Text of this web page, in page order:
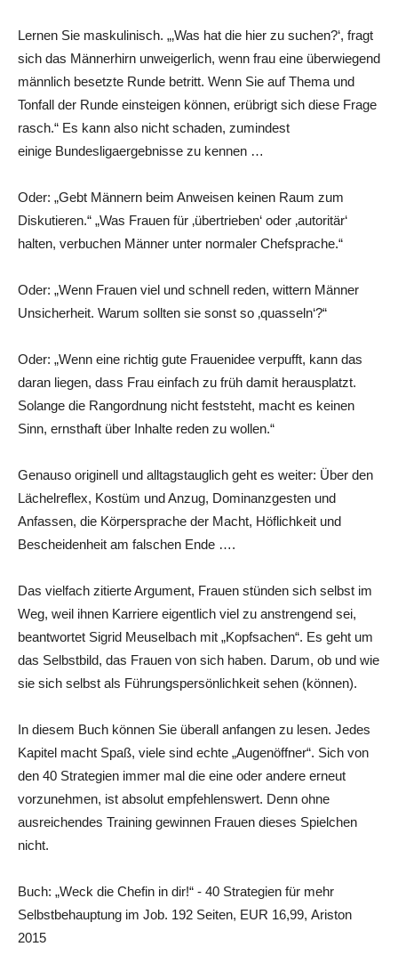
Lernen Sie maskulinisch. „‚Was hat die hier zu suchen?‘, fragt
sich das Männerhirn unweigerlich, wenn frau eine überwiegend
männlich besetzte Runde betritt. Wenn Sie auf Thema und
Tonfall der Runde einsteigen können, erübrigt sich diese Frage
rasch.“ Es kann also nicht schaden, zumindest
einige Bundesligaergebnisse zu kennen …
Oder: „Gebt Männern beim Anweisen keinen Raum zum
Diskutieren.“ „Was Frauen für ‚übertrieben‘ oder ‚autoritär‘
halten, verbuchen Männer unter normaler Chefsprache.“
Oder: „Wenn Frauen viel und schnell reden, wittern Männer
Unsicherheit. Warum sollten sie sonst so ‚quasseln‘?“
Oder: „Wenn eine richtig gute Frauenidee verpufft, kann das
daran liegen, dass Frau einfach zu früh damit herausplatzt.
Solange die Rangordnung nicht feststeht, macht es keinen
Sinn, ernsthaft über Inhalte reden zu wollen.“
Genauso originell und alltagstauglich geht es weiter: Über den
Lächelreflex, Kostüm und Anzug, Dominanzgesten und
Anfassen, die Körpersprache der Macht, Höflichkeit und
Bescheidenheit am falschen Ende ….
Das vielfach zitierte Argument, Frauen stünden sich selbst im
Weg, weil ihnen Karriere eigentlich viel zu anstrengend sei,
beantwortet Sigrid Meuselbach mit „Kopfsachen“. Es geht um
das Selbstbild, das Frauen von sich haben. Darum, ob und wie
sie sich selbst als Führungspersönlichkeit sehen (können).
In diesem Buch können Sie überall anfangen zu lesen. Jedes
Kapitel macht Spaß, viele sind echte „Augenöffner“. Sich von
den 40 Strategien immer mal die eine oder andere erneut
vorzunehmen, ist absolut empfehlenswert. Denn ohne
ausreichendes Training gewinnen Frauen dieses Spielchen
nicht.
Buch: „Weck die Chefin in dir!“ - 40 Strategien für mehr
Selbstbehauptung im Job. 192 Seiten, EUR 16,99, Ariston
2015